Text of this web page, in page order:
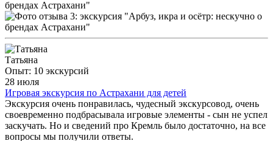
Татьяна
Опыт: 10 экскурсий
28 июля
Игровая экскурсия по Астрахани для детей
Экскурсия очень понравилась, чудесный экскурсовод, очень
своевременно подбрасывала игровые элементы - сын не успел
заскучать. Но и сведений про Кремль было достаточно, на все
вопросы мы получили ответы.